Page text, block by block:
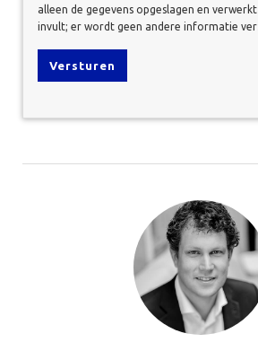
alleen de gegevens opgeslagen en
invult; er wordt geen andere informatie